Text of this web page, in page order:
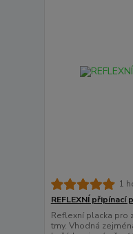
1
REFLEXNÍ připínací
Reflexní placka pro
tmy. Vhodná